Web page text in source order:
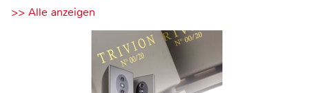
>> Alle anzeigen